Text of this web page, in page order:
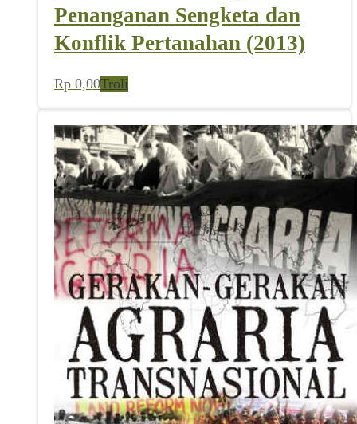
Penanganan Sengketa dan
Konflik Pertanahan (2013)
Rp 0,00Troli